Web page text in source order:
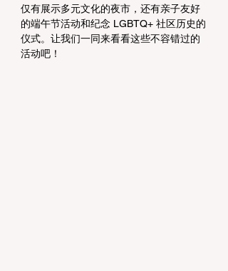
仅有展示多元文化的夜市，还有亲子友好
的端午节活动和纪念 LGBTQ+ 社区历史的
仪式。让我们一同来看看这些不容错过的
活动吧！